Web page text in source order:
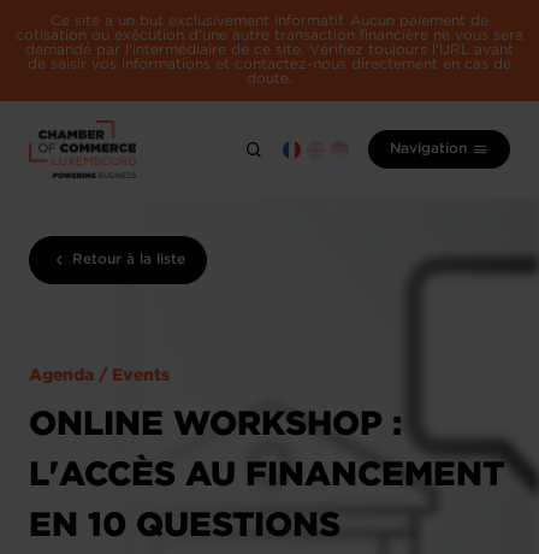
Ce site a un but exclusivement informatif. Aucun paiement de
cotisation ou exécution d'une autre transaction financière ne vous sera
demandé par l'intermédiaire de ce site. Vérifiez toujours l'URL avant
de saisir vos informations et contactez-nous directement en cas de
doute.
Navigation
Retour à la liste
Agenda / Events
ONLINE WORKSHOP :
L'ACCÈS AU FINANCEMENT
EN 10 QUESTIONS